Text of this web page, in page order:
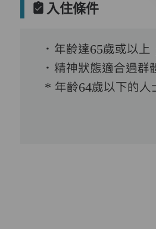
入住條件
．年齡達65歲或以上
．精神狀態適合過群
* 年齡64歲以下的人